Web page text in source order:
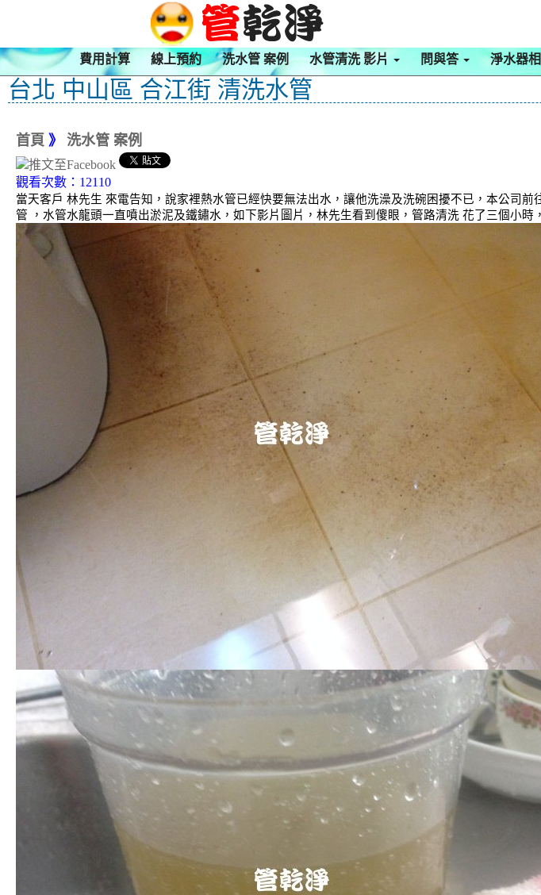
費用計算 線上預約 洗水管 案例 水管清洗 影片 問與答 淨水器
台北 中山區 合江街 清洗水管
首頁 》 洗水管 案例
觀看次數：12110
當天客戶 林先生 來電告知，說家裡熱水管已經快要無法出水，讓他洗澡及洗碗困擾不已，本公司
管 ，水管水龍頭一直噴出淤泥及鐵鏽水，如下影片圖片，林先生看到傻眼，管路清洗 花了三個小